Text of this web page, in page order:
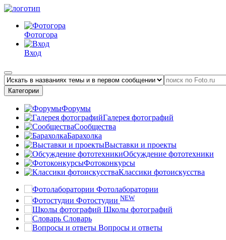
Фотогора
Вход
Категории
Форумы
Галерея фотографий
Сообщества
Барахолка
Выставки и проекты
Обсуждение фототехники
Фотоконкурсы
Классики фотоискусства
Фотолаборатории
Фотостудии NEW
Школы фотографий
Словарь
Вопросы и ответы